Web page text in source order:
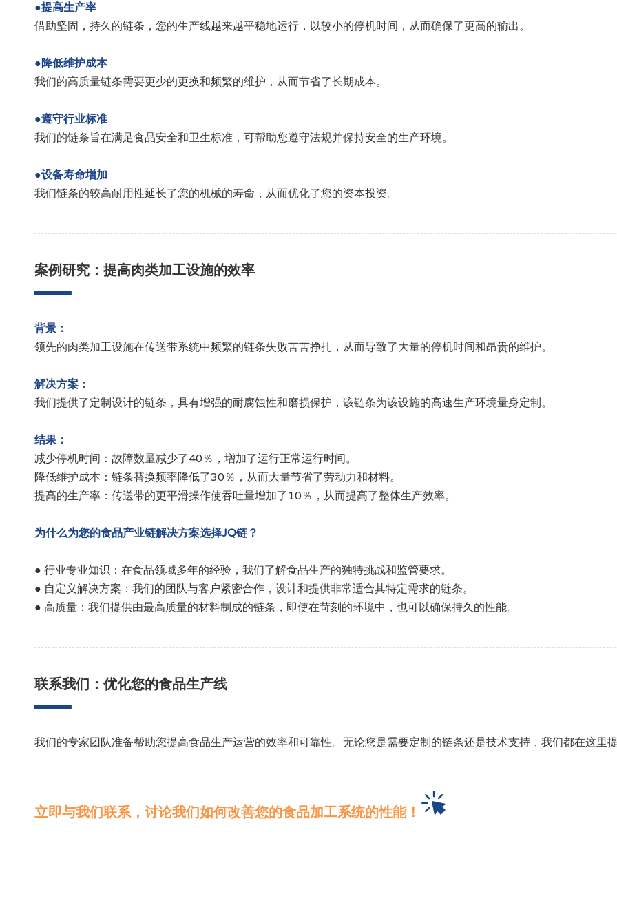
●提高生产率
借助坚固，持久的链条，您的生产线越来越平稳地运行，以较小的停机时间，从而确保了更高的输出。
●降低维护成本
我们的高质量链条需要更少的更换和频繁的维护，从而节省了长期成本。
●遵守行业标准
我们的链条旨在满足食品安全和卫生标准，可帮助您遵守法规并保持安全的生产环境。
●设备寿命增加
我们链条的较高耐用性延长了您的机械的寿命，从而优化了您的资本投资。
案例研究：提高肉类加工设施的效率
背景：
领先的肉类加工设施在传送带系统中频繁的链条失败苦苦挣扎，从而导致了大量的停机时间和昂贵的维护。
解决方案：
我们提供了定制设计的链条，具有增强的耐腐蚀性和磨损保护，该链条为该设施的高速生产环境量身定制。
结果：
减少停机时间：故障数量减少了40％，增加了运行正常运行时间。
降低维护成本：链条替换频率降低了30％，从而大量节省了劳动力和材料。
提高的生产率：传送带的更平滑操作使吞吐量增加了10％，从而提高了整体生产效率。
为什么为您的食品产业链解决方案选择JQ链？
● 行业专业知识：在食品领域多年的经验，我们了解食品生产的独特挑战和监管要求。
● 自定义解决方案：我们的团队与客户紧密合作，设计和提供非常适合其特定需求的链条。
● 高质量：我们提供由最高质量的材料制成的链条，即使在苛刻的环境中，也可以确保持久的性能。
联系我们：优化您的食品生产线
我们的专家团队准备帮助您提高食品生产运营的效率和可靠性。无论您是需要定制的链条还是技术支持，我们都在这里
立即与我们联系，讨论我们如何改善您的食品加工系统的性能！